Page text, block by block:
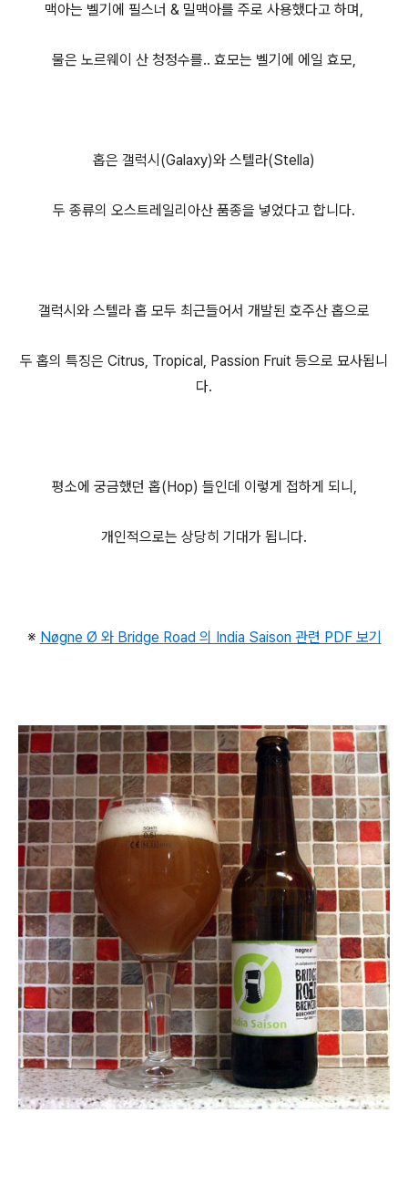
맥아는 벨기에 필스너 & 밀맥아를 주로 사용했다고 하며,
물은 노르웨이 산 청정수를.. 효모는 벨기에 에일 효모,
홉은 갤럭시(Galaxy)와 스텔라(Stella)
두 종류의 오스트레일리아산 품종을 넣었다고 합니다.
갤럭시와 스텔라 홉 모두 최근들어서 개발된 호주산 홉으로
두 홉의 특징은 Citrus, Tropical, Passion Fruit 등으로 묘사됩니
다.
평소에 궁금했던 홉(Hop) 들인데 이렇게 접하게 되니,
개인적으로는 상당히 기대가 됩니다.
※ Nøgne Ø 와 Bridge Road 의 India Saison 관련 PDF 보기